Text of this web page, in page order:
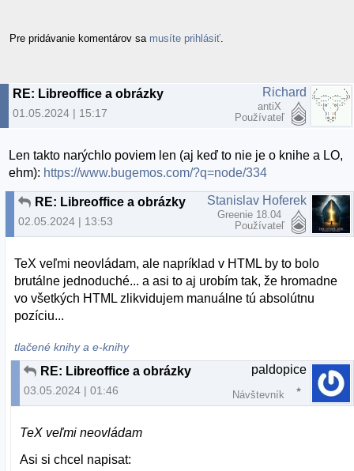
Pre pridávanie komentárov sa musíte prihlásiť
RE: Libreoffice a obrázky
01.05.2024 | 15:17
Richard
antiX
Používateľ
Len takto narýchlo poviem len (aj keď to nie je o knihe a LO,
ehm): https://www.bugemos.com/?q=node/334
RE: Libreoffice a obrázky
02.05.2024 | 13:53
Stanislav Hoferek
Greenie 18.04
Používateľ
TeX veľmi neovládam, ale napríklad v HTML by to bolo
brutálne jednoduché... a asi to aj urobím tak, že hromadne
vo všetkých HTML zlikvidujem manuálne tú absolútnu
pozíciu...
tlačené knihy a e-knihy
RE: Libreoffice a obrázky
03.05.2024 | 01:46
paldopice
Návštevník
TeX veľmi neovládam
Asi si chcel napisat: